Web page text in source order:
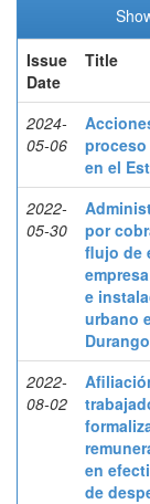
Issue
Date
Title
2024-
05-06
proceso
en el
2022-
05-30
por
flujo de
e
urbano
Durango
2022-
08-02
en
de